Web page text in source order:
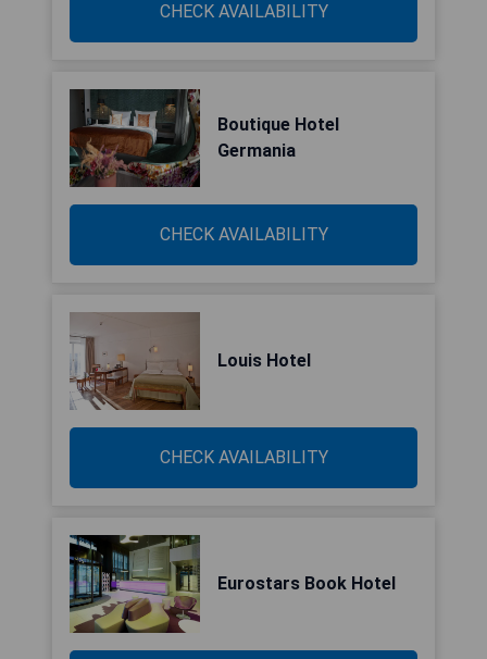
CHECK AVAILABILITY
Boutique Hotel
Germania
CHECK AVAILABILITY
Louis Hotel
CHECK AVAILABILITY
Eurostars Book Hotel